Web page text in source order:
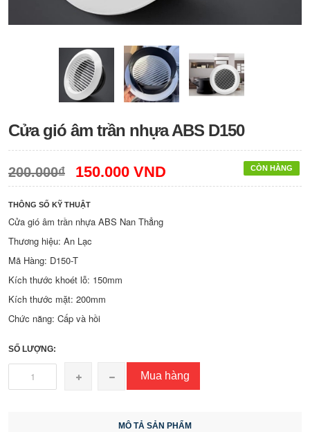
Cửa gió âm trần nhựa ABS D150
CÒN HÀNG
200.000₫ 150.000 VND
THÔNG SỐ KỸ THUẬT
Cửa gió âm trần nhựa ABS Nan Thẳng
Thương hiệu: An Lạc
Mã Hàng: D150-T
Kích thước khoét lỗ: 150mm
Kích thước mặt: 200mm
Chức năng: Cấp và hồi
SỐ LƯỢNG:
Mua hàng
MÔ TẢ SẢN PHẨM